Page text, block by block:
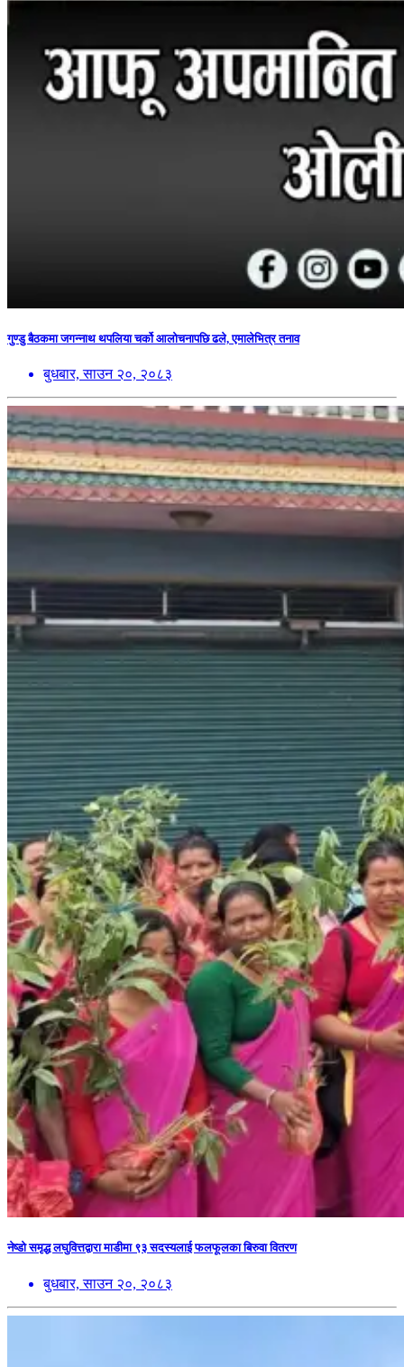
गुण्डु बैठकमा जगन्नाथ थपलिया चर्को आलोचनापछि ढले, एमालेभित्र तनाव
बुधबार, साउन २०, २०८३
नेष्डो समृद्ध लघुवित्तद्वारा माडीमा ९३ सदस्यलाई फलफूलका बिरुवा वितरण
बुधबार, साउन २०, २०८३